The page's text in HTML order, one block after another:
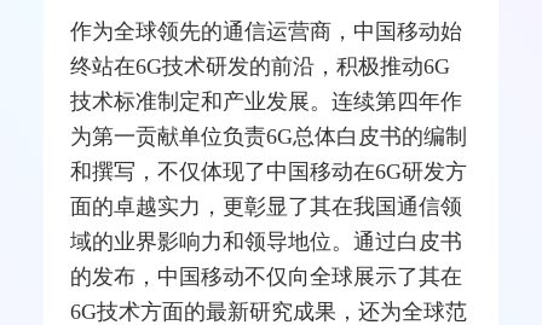
作为全球领先的通信运营商 ，中国移动始
终站在6G技术研发的前沿，积极推动6G
技术标准制定和产业发展。连续第四年作
为第一贡献单位负责6G总体白皮书的编制
和撰写，不仅体现了中国移动在6G研发方
面的卓越实力，更彰显了其在我国通信领
域的业界影响力和领导地位。通过白皮书
的发布，中国移动不仅向全球展示了其在
6G技术方面的最新研究成果，还为全球范